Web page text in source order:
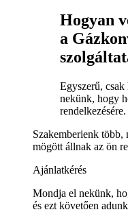
Hogyan
a
Egyszerű,
nekünk, hogy
rendelkezésére.
Szakemberienk több,
mögött állnak az ön
Ajánlatkérés
Mondja el nekünk,
és ezt követően